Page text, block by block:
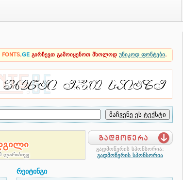
FONTS.GE გირჩევთ გამოიყენოთ მხოლოდ უნიკოდ ფონტები.
გადმოწერის სპონსორია:
გადმოწერის სპონსორია
რეიტინგი